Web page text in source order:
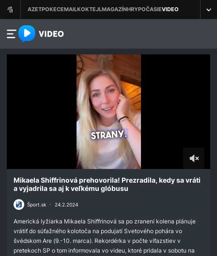
azet.video.sk
seconds
minutes,
seconds
Mikaela Shiffrinová prehovorila! Prezradila, kedy sa vráti
a vyjadrila sa aj k veľkému glóbusu
Šport.sk • 24.2.2024
Americká lyžiarka Mikaela Shiffrinová sa po zranení kolena plánuje
vrátiť do súťažného kolotoča na podujatí Svetového pohára vo
švédskom Are (9.-10. marca). Rekordérka v počte víťazstiev v
pretekoch SP o tom informovala vo videu, ktoré pridala v sobotu na